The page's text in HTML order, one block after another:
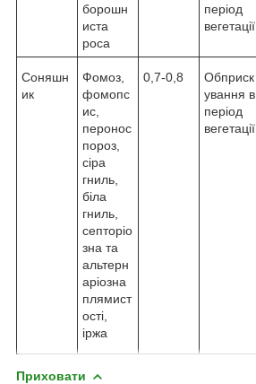
борошн
иста
роса
період
вегетації
Соняшн
ик
Фомоз,
фомопс
ис,
перонос
пороз,
сіра
гниль,
біла
гниль,
септоріо
зна та
альтерн
аріозна
плямист
ості,
іржа
0,7-0,8
Обприск
ування в
період
вегетації
Приховати